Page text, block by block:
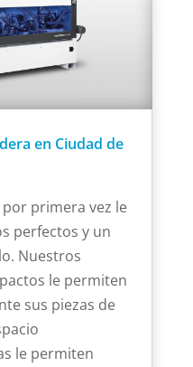
en Ciudad de
primera vez le
perfectos y un
Nuestros
le permiten
sus piezas de
le permiten